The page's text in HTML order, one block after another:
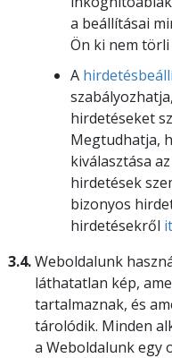
a beállításai
Ön ki nem törli
A
hirdetéseket
Megtudhatja,
kiválasztása
hirdetések
bizonyos
hirdetésekről
3.4.Weboldalunk
láthatatlan kép,
tartalmaznak, és
tárolódik. Minden
a Weboldalunk egy